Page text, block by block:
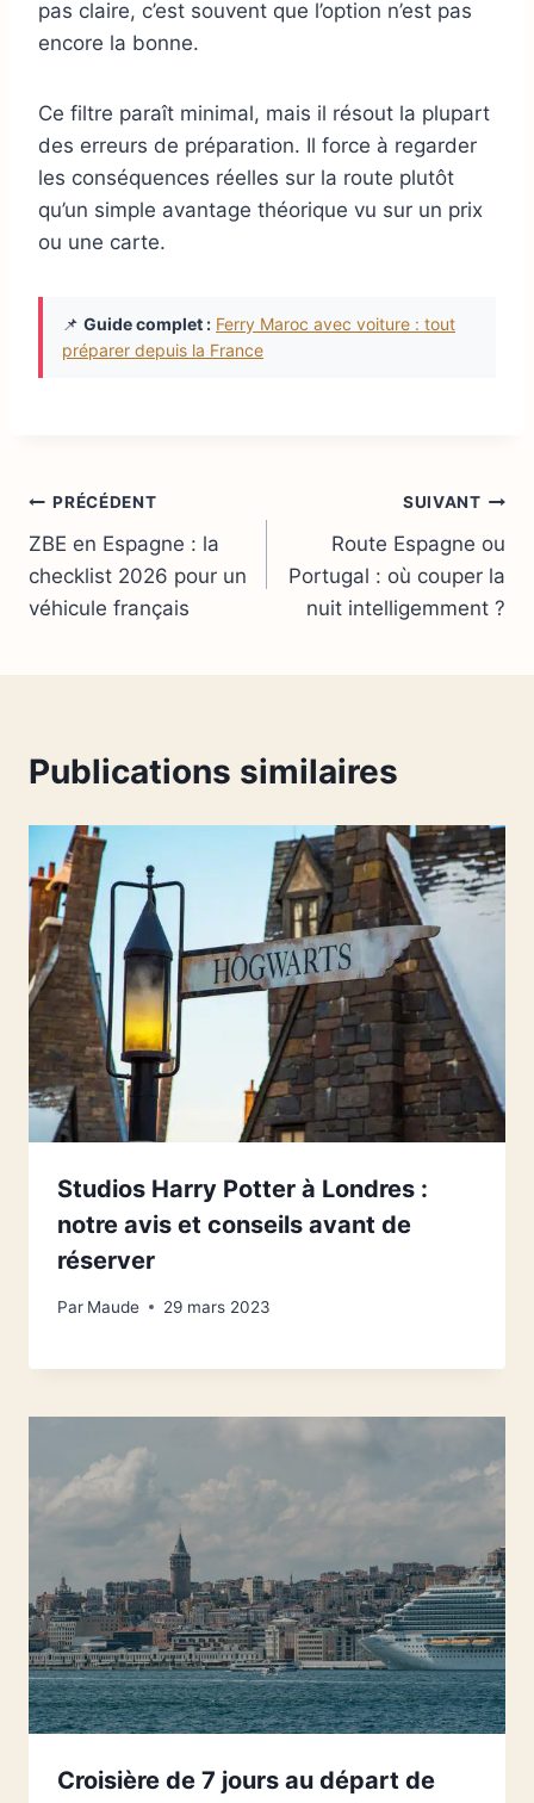
pas claire, c’est souvent que l’option n’est pas
encore la bonne.
Ce filtre paraît minimal, mais il résout la plupart
des erreurs de préparation. Il force à regarder
les conséquences réelles sur la route plutôt
qu’un simple avantage théorique vu sur un prix
ou une carte.
📌 Guide complet : Ferry Maroc avec voiture : tout
préparer depuis la France
Navigation
de
l’article
PRÉCÉDENT
ZBE en Espagne : la
checklist 2026 pour un
véhicule français
SUIVANT
Route Espagne ou
Portugal : où couper la
nuit intelligemment ?
Publications similaires
Studios Harry Potter à Londres :
notre avis et conseils avant de
réserver
Par Maude 29 mars 2023
Croisière de 7 jours au départ de